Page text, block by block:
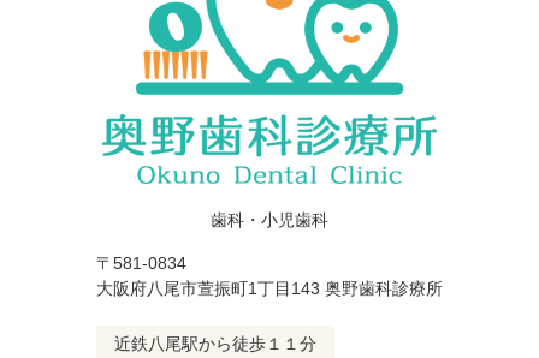
歯科・小児歯科
〒581-0834
大阪府八尾市萱振町1丁目143 奥野歯科診療所
近鉄八尾駅から徒歩１１分